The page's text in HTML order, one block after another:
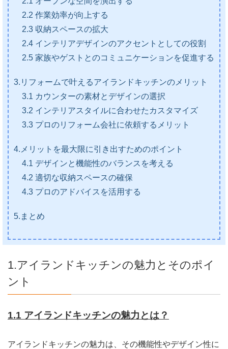
2.2 作業効率が向上する
2.3 収納スペースの拡大
2.4 インテリアデザインのアクセントとしての役割
2.5 家族やゲストとのコミュニケーションを促進する
3.リフォームで叶えるアイランドキッチンのメリット
3.1 カウンターの素材とデザインの選択
3.2 インテリアスタイルに合わせたカスタマイズ
3.3 プロのリフォーム会社に依頼するメリット
4.メリットを最大限に引き出すためのポイント
4.1 デザインと機能性のバランスを考える
4.2 適切な収納スペースの確保
4.3 プロのアドバイスを活用する
5.まとめ
1.アイランドキッチンの魅力とそのポイ
ント
1.1 アイランドキッチンの魅力とは？
アイランドキッチンの魅力は、その機能性やデザイン性に